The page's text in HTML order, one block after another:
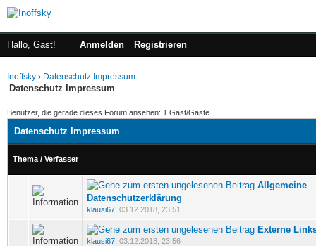
Hallo, Gast! Anmelden Registrieren
Inoffsky › Datenschutz Impressum
Datenschutz Impressum
Benutzer, die gerade dieses Forum ansehen: 1 Gast/Gäste
Datenschutz Impressum
Thema / Verfasser
Allgemeine
Datenschutzerklärung
klausi67 03.12.2018, 23:51
0 Bewertung(en) - 0 von 5 durchschnittlich
Externe
klausi67 03.12.2018, 23:56
0 Bewertung(en) - 0 von 5 durchschnittlich